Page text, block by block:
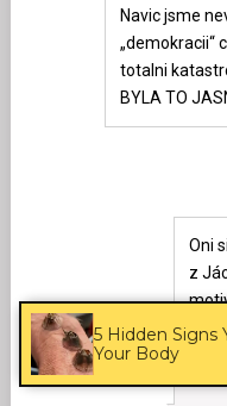
Navic jsme
„demokracii“
totalni
BYLA TO
Oni
z
5 Hidden Signs
Your Body